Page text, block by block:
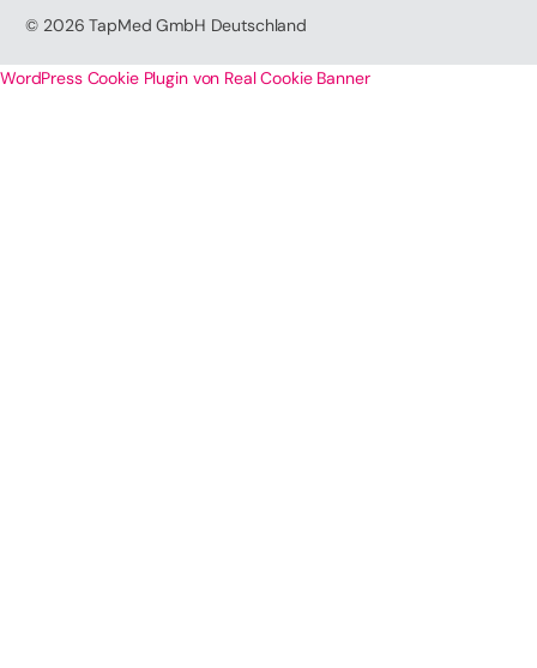
© 2026TapMed GmbH Deutschland
WordPress Cookie Plugin von Real Cookie Banner